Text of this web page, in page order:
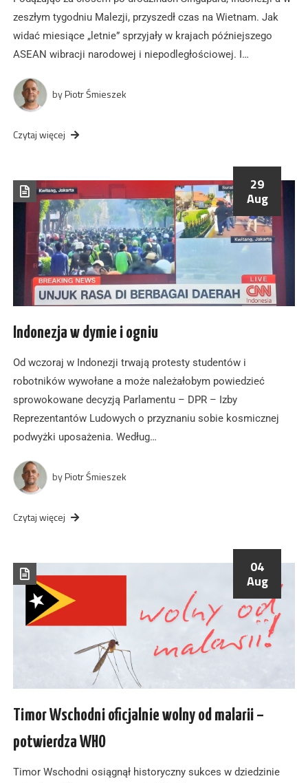
zeszłym tygodniu Malezji, przyszedł czas na Wietnam. Jak
widać miesiące „letnie” sprzyjały w krajach późniejszego
ASEAN wibracji narodowej i niepodległościowej. I…
byPiotr Śmieszek
Czytaj więcej
29
Aug
Indonezja w dymie i ogniu
Od wczoraj w Indonezji trwają protesty studentów i
robotników wywołane a może należałobym powiedzieć
sprowokowane decyzją Parlamentu – DPR – Izby
Reprezentantów Ludowych o przyznaniu sobie kosmicznej
podwyżki uposażenia. Według…
byPiotr Śmieszek
Czytaj więcej
04
Aug
Timor Wschodni oficjalnie wolny od malarii –
potwierdza WHO
Timor Wschodni osiągnął historyczny sukces w dziedzinie